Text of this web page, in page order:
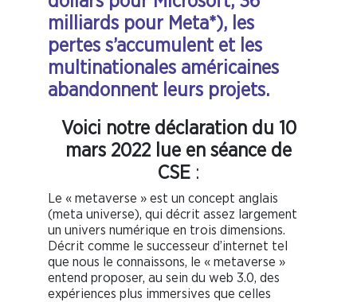
milliards pour Meta*), les
pertes s’accumulent et les
multinationales américaines
abandonnent leurs projets.
Voici notre déclaration du 10
mars 2022 lue en séance de
CSE :
Le « metaverse » est un concept anglais
(meta universe), qui décrit assez largement
un univers numérique en trois dimensions.
Décrit comme le successeur d’internet tel
que nous le connaissons, le « metaverse »
entend proposer, au sein du web 3.0, des
expériences plus immersives que celles